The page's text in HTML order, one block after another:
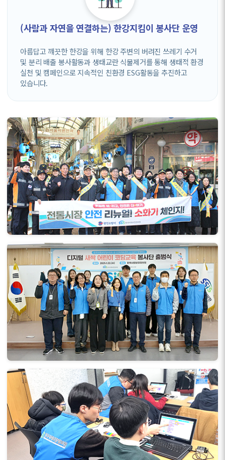
(사람과 자연을 연결하는) 한강지킴이 봉사단 운영
아름답고 꺠끗한 한강을 위해 한강 주변의 버려진 쓰레기 수거
및 분리 배출 봉사활동과 생태교란 식물제거를 통해 생태적 환경
실천 및 캠페인으로 지속적인 친환경 ESG활동을 추진하고
있습니다.